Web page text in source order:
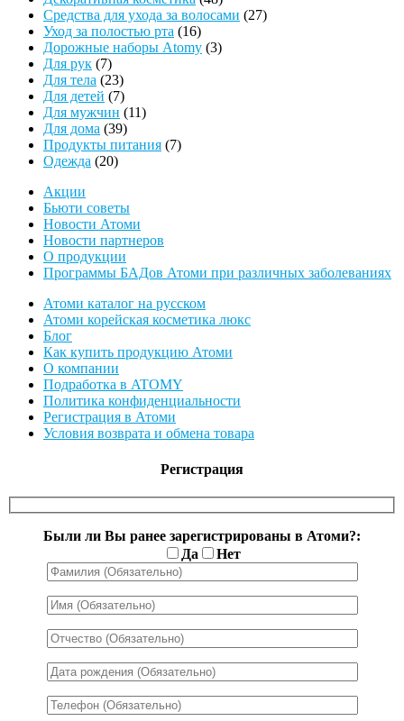
товаров
Средства для ухода за волосами 2727
Уход за полостью рта 1616
товаров
Дорожные наборы Atomy 33
Для рук 77
товаров
Для тела 2323
товара
Для детей 77
товаров
Для мужчин 1111
Для дома 3939
товаров
Продукты питания 77
Одежда 2020
Акции
Бьюти советы
Новости Атоми
Новости партнеров
О продукции
Программы БАДов Атоми при различных заболеваниях
Атоми каталог на русском
Атоми корейская косметика люкс
Блог
Как купить продукцию Атоми
О компании
Подработка в ATOMY
Политика конфиденциальности
Регистрация в Атоми
Условия возврата и обмена товара
Регистрация
Были ли Вы ранее зарегистрированы в Атоми?:
Да
Нет